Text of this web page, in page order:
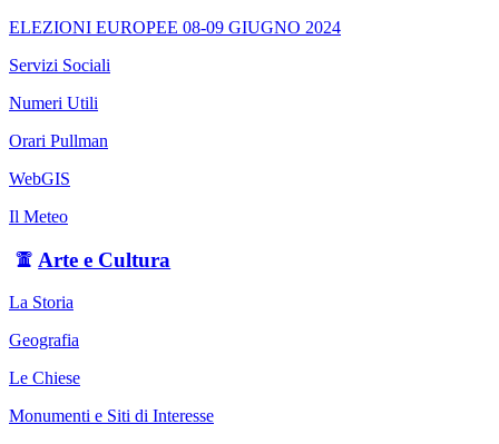
ELEZIONI EUROPEE 08-09 GIUGNO 2024
Servizi Sociali
Numeri Utili
Orari Pullman
WebGIS
Il Meteo
Arte e Cultura
La Storia
Geografia
Le Chiese
Monumenti e Siti di Interesse